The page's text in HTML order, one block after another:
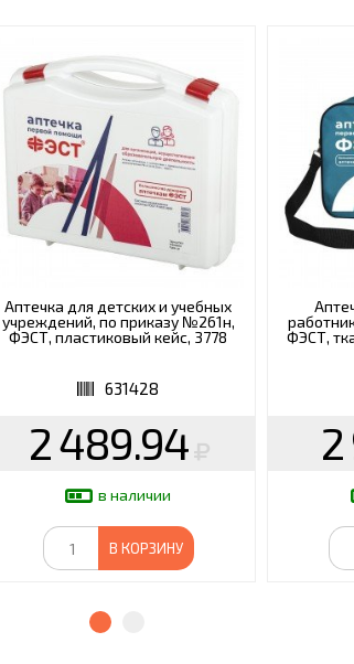
Аптечка для детских и учебных
учреждений, по приказу №261н,
ФЭСТ, пластиковый кейс, 3778
631428
2 489.94
в наличии
В КОРЗИНУ
ФЭСТ,
2